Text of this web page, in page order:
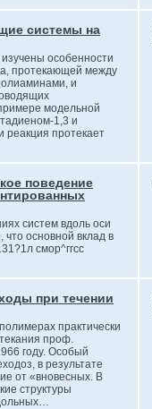
системы на
особенности
протекающей между
и
модельной
1,3 и
реакция протекает
поведение
систем вдоль оси
основной вклад в
смор^ггсс
при течении
практически
проф.
году. Особый
в результате
от «вновесных. В
структуры